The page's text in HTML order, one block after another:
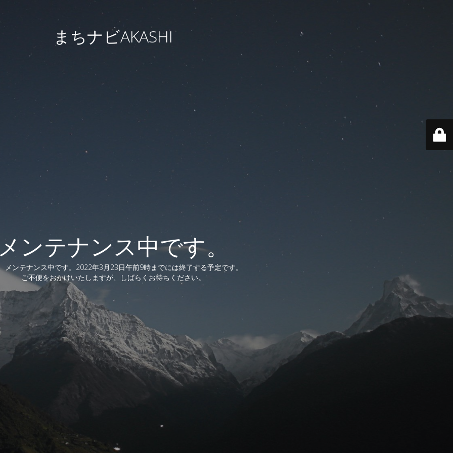
まちナビAKASHI
ンテナンス中です。
メンテナンス中です。2022年3月23日午前9時までには終了する予定です。
ご不便をおかけいたしますが、しばらくお待ちください。